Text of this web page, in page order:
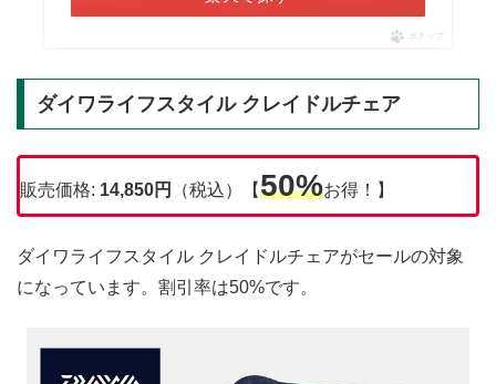
ポチップ
ダイワライフスタイル クレイドルチェア
販売価格: 14,850円 （税込）【50%お得！】
ダイワライフスタイル クレイドルチェアがセールの対象
になっています。割引率は50%です。